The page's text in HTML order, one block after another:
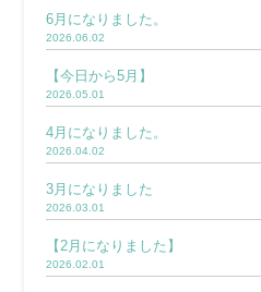
6月になりました。
2026.06.02
【今日から5月】
2026.05.01
4月になりました。
2026.04.02
3月になりました
2026.03.01
【2月になりました】
2026.02.01